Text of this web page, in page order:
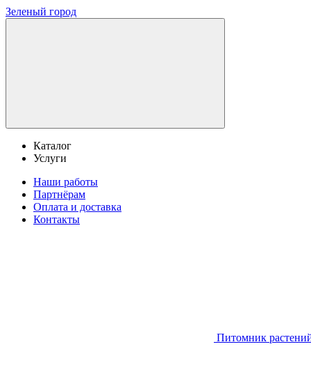
Зеленый город
Каталог
Услуги
Наши работы
Партнёрам
Оплата и доставка
Контакты
Питомник